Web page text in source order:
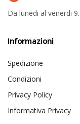
Da lunedi al venerdi
Informazioni
Spedizione
Condizioni
Privacy Policy
Informativa Privacy